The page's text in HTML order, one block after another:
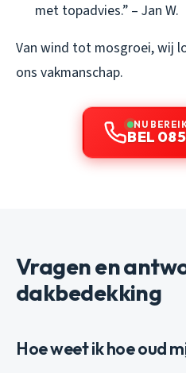
met topadvies.” – Jan W.
Van wind tot mosgroei, wij
ons vakmanschap.
NU
BEL
Vragen en
dakbedekking
Hoe weet ik hoe oud